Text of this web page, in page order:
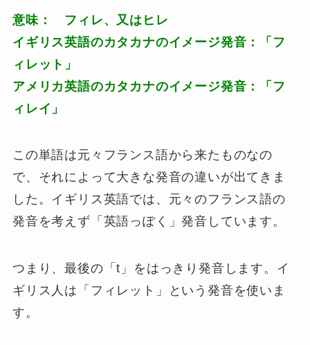
意味： フィレ、又はヒレ
イギリス英語のカタカナのイメージ発音：「フ
ィレット」
アメリカ英語のカタカナのイメージ発音：「フ
ィレイ」
この単語は元々フランス語から来たものなの
で、それによって大きな発音の違いが出てきま
した。イギリス英語では、元々のフランス語の
発音を考えず「英語っぽく」発音しています。
つまり、最後の「t」をはっきり発音します。イ
ギリス人は「フィレット」という発音を使いま
す。